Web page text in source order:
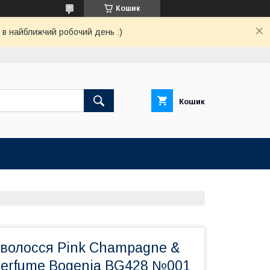
Кошик
найближчий робочий день :)
Кошик
Pink Champagne &
Bogenia BG428 №001